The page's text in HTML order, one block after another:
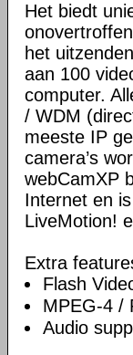
Het biedt
het
aan 100
computer.
/ WDM
meeste IP
camera’s
webCamXP
Internet en
LiveMotion!
Extra
Flash
MPEG-4 /
Audio